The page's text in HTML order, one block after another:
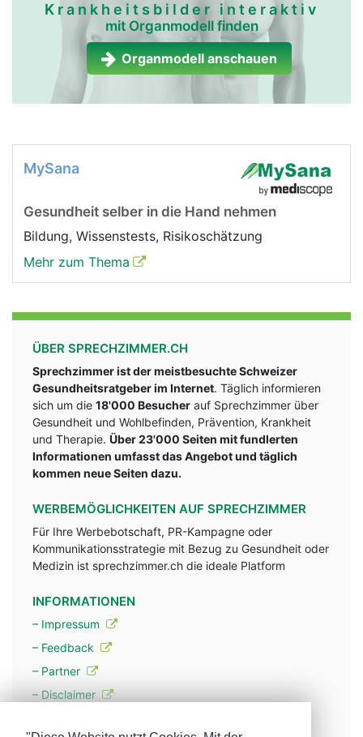
Krankheitsbilder interaktiv
mit Organmodell finden
Organmodell anschauen
MySana
Gesundheit selber in die Hand nehmen
Bildung, Wissenstests, Risikoschätzung
Mehr zum Thema
ÜBER SPRECHZIMMER.CH
Sprechzimmer ist der meistbesuchte Schweizer
Gesundheitsratgeber im Internet. Täglich informieren
sich um die 18'000 Besucher auf Sprechzimmer über
Gesundheit und Wohlbefinden, Prävention, Krankheit
und Therapie. Über 23'000 Seiten mit fundlerten
Informationen umfasst das Angebot und täglich
kommen neue Seiten dazu.
WERBEMÖGLICHKEITEN AUF SPRECHZIMMER
Für Ihre Werbebotschaft, PR-Kampagne oder
Kommunikationsstrategie mit Bezug zu Gesundheit oder
Medizin ist sprechzimmer.ch die ideale Platform
INFORMATIONEN
– Impressum
– Feedback
– Partner
– Disclaimer